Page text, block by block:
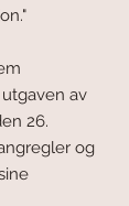
av
26.
og